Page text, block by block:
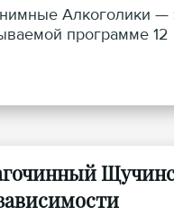
Алкоголики —
программе 12